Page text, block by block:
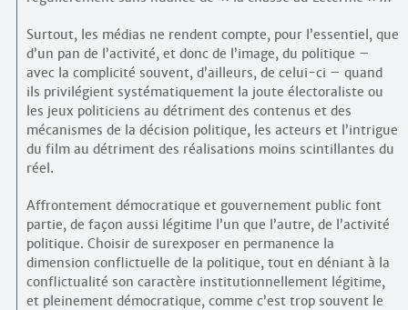
Surtout, les médias ne rendent compte, pour l’essentiel, que
d’un pan de l’activité, et donc de l’image, du politique –
avec la complicité souvent, d’ailleurs, de celui-ci – quand
ils privilégient systématiquement la joute électoraliste ou
les jeux politiciens au détriment des contenus et des
mécanismes de la décision politique, les acteurs et l’intrigue
du film au détriment des réalisations moins scintillantes du
réel.
Affrontement démocratique et gouvernement public font
partie, de façon aussi légitime l’un que l’autre, de l’activité
politique. Choisir de surexposer en permanence la
dimension conflictuelle de la politique, tout en déniant à la
conflictualité son caractère institutionnellement légitime,
et pleinement démocratique, comme c’est trop souvent le